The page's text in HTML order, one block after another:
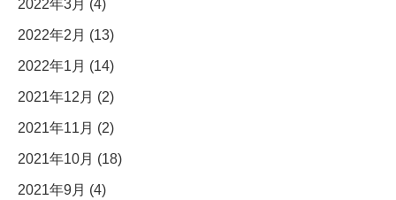
2022年3月 (4)
2022年2月 (13)
2022年1月 (14)
2021年12月 (2)
2021年11月 (2)
2021年10月 (18)
2021年9月 (4)